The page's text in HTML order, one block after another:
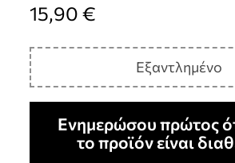
15,90€
Εξαντλημένο
Ενημερώσου πρώτος
το προϊόν είναι